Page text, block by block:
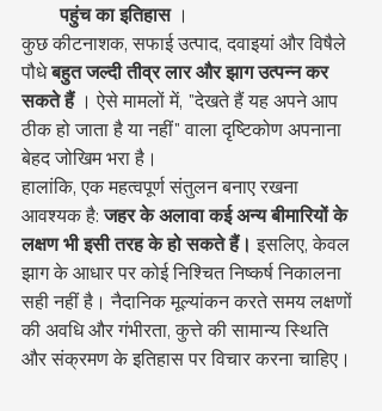
पहुंच का इतिहास ।
कुछ कीटनाशक, सफाई उत्पाद, दवाइयां और विषैले
पौधे बहुत जल्दी तीव्र लार और झाग उत्पन्न कर
सकते हैं । ऐसे मामलों में, "देखते हैं यह अपने आप
ठीक हो जाता है या नहीं" वाला दृष्टिकोण अपनाना
बेहद जोखिम भरा है।
हालांकि, एक महत्वपूर्ण संतुलन बनाए रखना
आवश्यक है: जहर के अलावा कई अन्य बीमारियों के
लक्षण भी इसी तरह के हो सकते हैं। इसलिए, केवल
झाग के आधार पर कोई निश्चित निष्कर्ष निकालना
सही नहीं है। नैदानिक मूल्यांकन करते समय लक्षणों
की अवधि और गंभीरता, कुत्ते की सामान्य स्थिति
और संक्रमण के इतिहास पर विचार करना चाहिए।